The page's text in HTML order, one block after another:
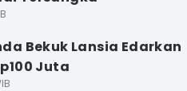
Bekuk Lansia Edarkan
Juta